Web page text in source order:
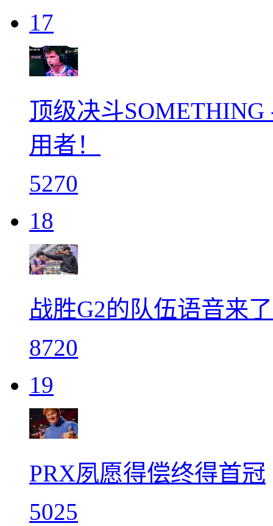
17
顶级决斗
用者！
5270
18
战胜G2的队伍语音来
8720
19
PRX夙愿得偿终得首冠
5025